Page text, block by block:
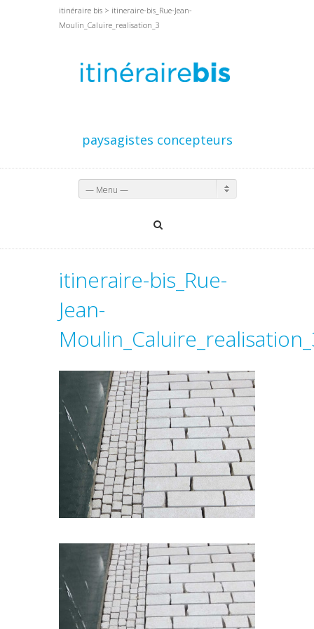
itinéraire bis > itineraire-bis_Rue-Jean-
Moulin_Caluire_realisation_3
paysagistes concepteurs
— Menu —
itineraire-bis_Rue-
Jean-